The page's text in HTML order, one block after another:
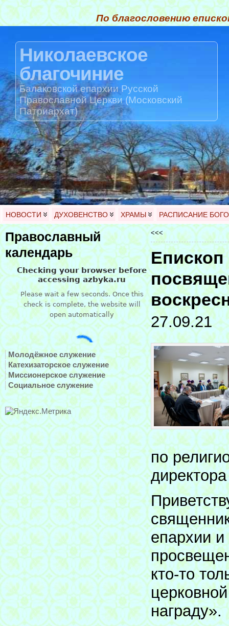
По благословению
Николаевское
благочиние
Балаковской епархии Русской
Православной Церкви (Московский
Патриархат)
НОВОСТИ ДУХОВЕНСТВО ХРАМЫ РАСПИСАНИЕ
Православный
календарь
Молодёжное служение
Катехизаторское служение
Миссионерское служение
Социальное служение
<<<
Епископ
27.09.21
по
епархии
кто-то
награду».